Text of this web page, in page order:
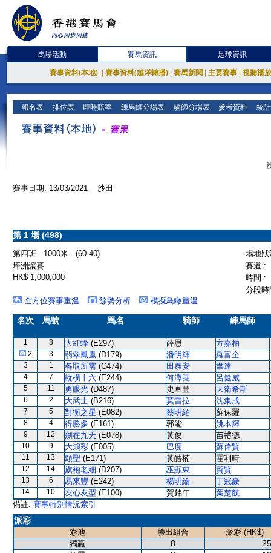
馬場活動 賽馬資訊 足球資訊
賽事資料(本地) 賽事資料(越洋轉播) 賽馬新聞 主要賽事 視聽播
報名表 排位表 即時賠率 練馬師分場表 騎師分場表 參考資料 統
賽事日期: 13/03/2021 沙田
第 1 場 (498)
第四班 - 1000米 - (60-40)
場地
坪洲讓賽
賽道 :
HK$ 1,000,000
時間 :
分段
全方位賽事重溫
餘勢分析 模擬鳥瞰重溫
名次 馬號 馬名 騎師 練馬師
1 8 大紅蜂 (E297) 薛恩 方嘉柏
2 3 翡翠鳳凰 (D179) 潘明輝 羅富全
3 1 各取所需 (C474) 田泰安 韋達
4 7 縱橫十六 (E244) 何澤堯 呂健威
5 11 勇眼光 (D487) 史卓豐 大衛希斯
6 2 大武士 (B216) 莫雷拉 沈集成
7 5 對衡之星 (E082) 蔡明紹 蘇保羅
8 4 得勝多 (E161) 郭能 姚本輝
9 12 劍在九天 (E078) 黃俊 苗禮德
10 9 大鴻彩 (E005) 巴度 蘇偉賢
11 13 頌聖 (E171) 黃皓楠 霍利時
12 14 旗袍老細 (D207) 巫顯東 賀賢
13 6 易來豐 (E242) 楊明綸 丁冠豪
14 10 友心友型 (E100) 賀銘年
葉楚航
備註: 賽事特別情況索引
派彩
彩池 勝出組合
派彩 (HK$)
獨贏
8